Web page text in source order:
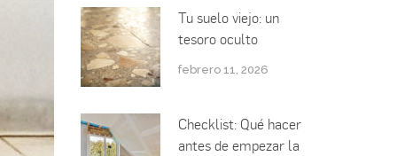
Tu suelo viejo: un
tesoro oculto
febrero 11, 2026
Checklist: Qué hacer
antes de empezar la